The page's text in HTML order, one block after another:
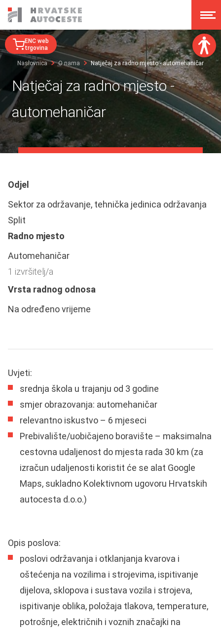
Veličina fonta:
A A A A
Disleksija:
ENC web
trgovina
Naslovnica O nama Natječaj za radno mjesto - automehaničar
Natječaj za radno mjesto -
automehaničar
Odjel
Sektor za održavanje, tehnička jedinica održavanja
Split
Radno mjesto
Automehaničar
1 izvršitelj/a
Vrsta radnog odnosa
Na određeno vrijeme
Uvjeti:
srednja škola u trajanju od 3 godine
smjer obrazovanja: automehaničar
relevantno iskustvo – 6 mjeseci
Prebivalište/uobičajeno boravište – maksimalna
cestovna udaljenost do mjesta rada 30 km (za
izračun udaljenosti koristit će se alat Google
Maps, sukladno Kolektivnom ugovoru Hrvatskih
autocesta d.o.o.)
Opis poslova:
poslovi održavanja i otklanjanja kvarova i
oštećenja na vozilima i strojevima, ispitivanje
dijelova, sklopova i sustava vozila i strojeva,
ispitivanje oblika, položaja tlakova, temperature,
potrošnje, električnih i voznih značajki na